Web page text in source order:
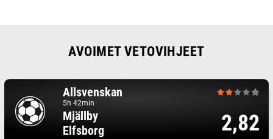
AVOIMET VETOVIHJEET
Allsvenskan
5h 42min
Mjällby
Elfsborg
2,82